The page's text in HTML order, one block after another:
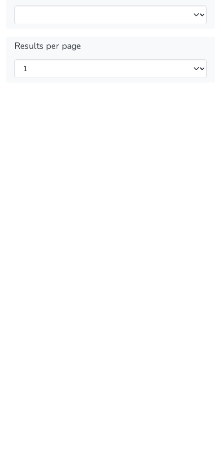
Results per page